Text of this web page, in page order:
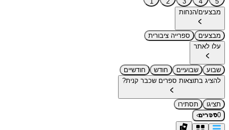
מבצעים/הנחות
מבצעים
ספרייה ציבורית
עלו לאתר
שבוע שבועיים חודש
חודשיים
להציג בתוצאות ספרים שכבר קנית?
תציגו
תסתירו
0ספרים›